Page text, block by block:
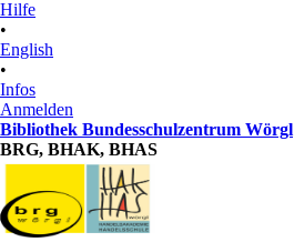
Hilfe
•
English
•
Infos
Anmelden
Bibliothek Bundesschulzentrum Wörgl
BRG, BHAK, BHAS